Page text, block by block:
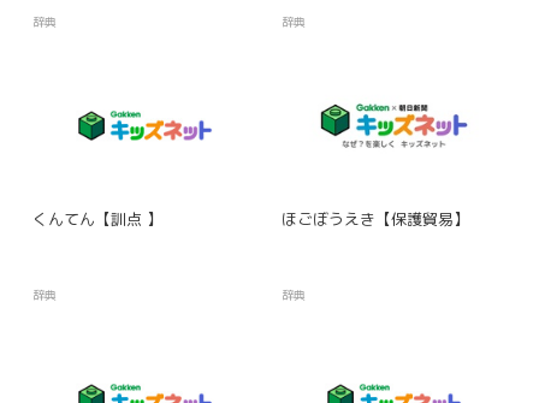
辞典 辞典
くんてん【訓点 】
辞典
ほごぼうえき【保護貿易】
辞典